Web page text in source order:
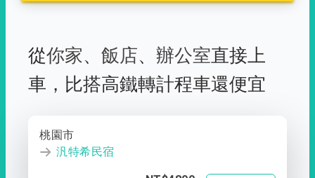
從你家、 飯店、 辦公室直接上
車， 比搭高鐵轉計程車還便宜
桃園市
汎特希民宿